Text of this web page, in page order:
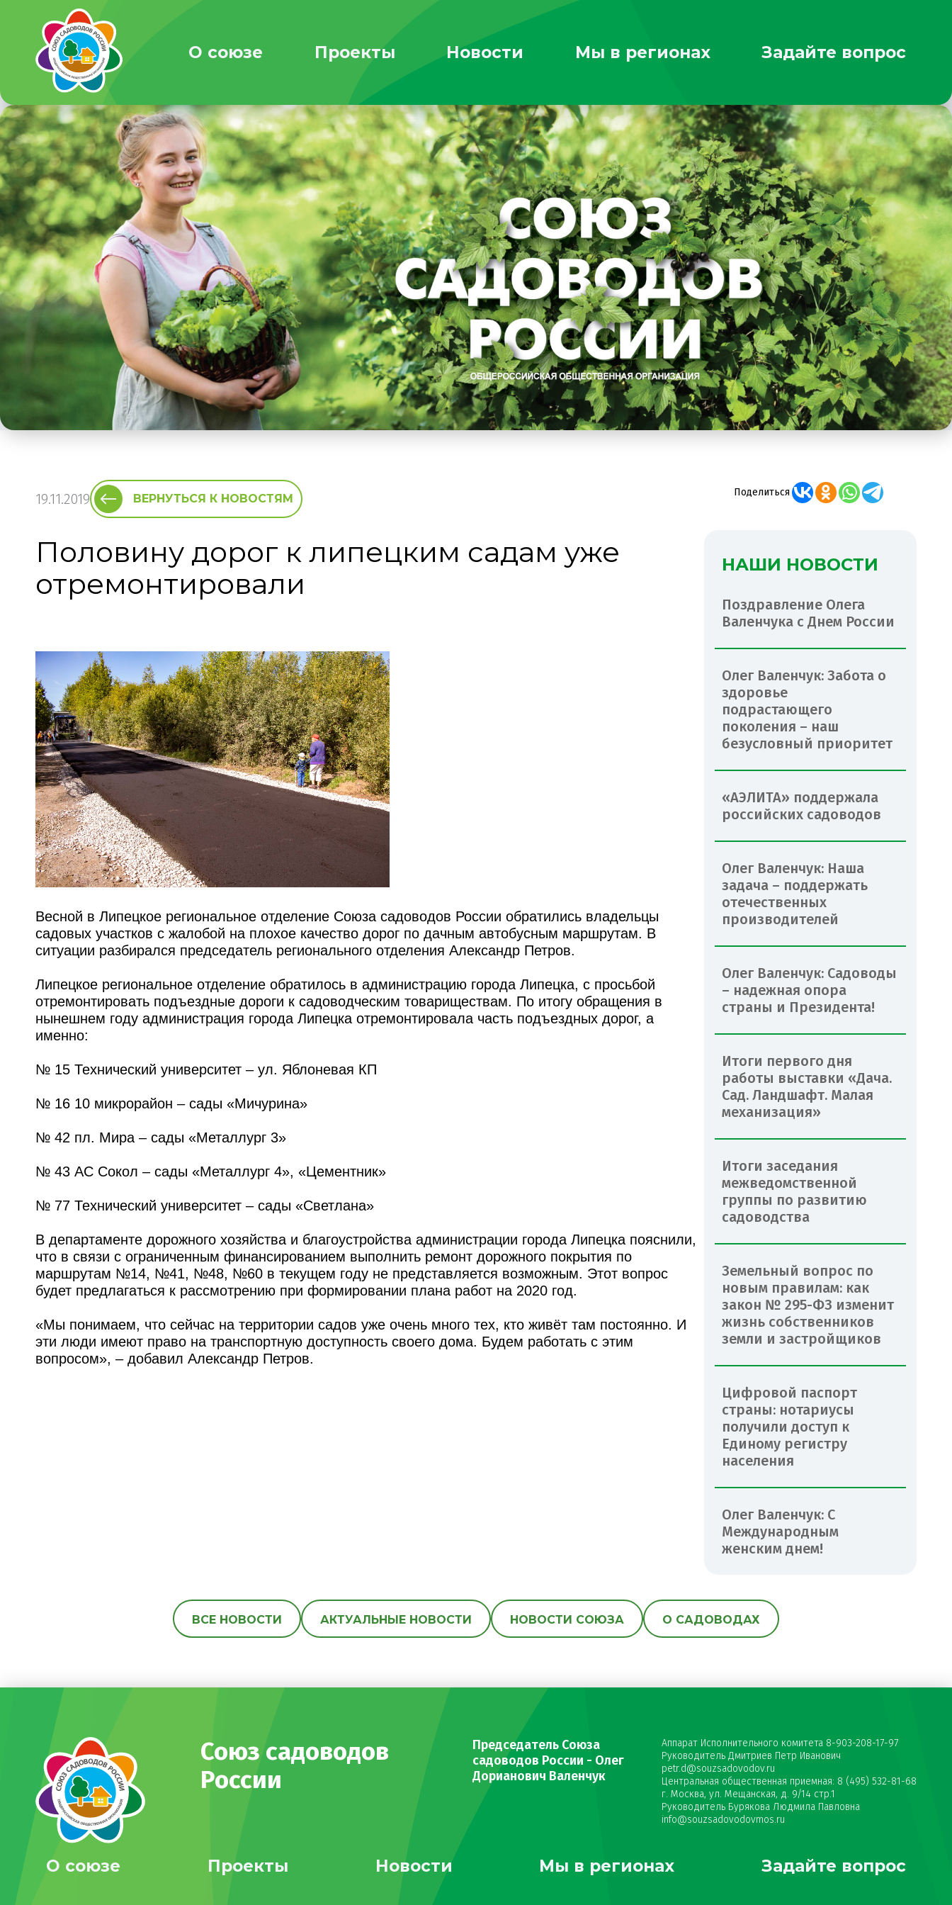
О союзе Проекты Новости Мы в регионах Задайте вопрос
19.11.2019 ВЕРНУТЬСЯ К НОВОСТЯМ
Половину дорог к липецким садам уже
отремонтировали
Весной в Липецкое региональное отделение Союза садоводов России обратились владельцы
садовых участков с жалобой на плохое качество дорог по дачным автобусным маршрутам. В
ситуации разбирался председатель регионального отделения Александр Петров.
Липецкое региональное отделение обратилось в администрацию города Липецка, с просьбой
отремонтировать подъездные дороги к садоводческим товариществам. По итогу обращения в
нынешнем году администрация города Липецка отремонтировала часть подъездных дорог, а
именно:
№ 15 Технический университет – ул. Яблоневая КП
№ 16 10 микрорайон – сады «Мичурина»
№ 42 пл. Мира – сады «Металлург 3»
№ 43 АС Сокол – сады «Металлург 4», «Цементник»
№ 77 Технический университет – сады «Светлана»
В департаменте дорожного хозяйства и благоустройства администрации города Липецка пояснили,
что в связи с ограниченным финансированием выполнить ремонт дорожного покрытия по
маршрутам №14, №41, №48, №60 в текущем году не представляется возможным. Этот вопрос
будет предлагаться к рассмотрению при формировании плана работ на 2020 год.
«Мы понимаем, что сейчас на территории садов уже очень много тех, кто живёт там постоянно. И
эти люди имеют право на транспортную доступность своего дома. Будем работать с этим
вопросом», – добавил Александр Петров.
Поделиться
НАШИ НОВОСТИ
Поздравление Олега
Валенчука с Днем России
Олег Валенчук: Забота о
здоровье
подрастающего
поколения – наш
безусловный приоритет
«АЭЛИТА» поддержала
российских садоводов
Олег Валенчук: Наша
задача – поддержать
отечественных
производителей
Олег Валенчук: Садоводы
– надежная опора
страны и Президента!
Итоги первого дня
работы выставки «Дача.
Сад. Ландшафт. Малая
механизация»
Итоги заседания
межведомственной
группы по развитию
садоводства
Земельный вопрос по
новым правилам: как
закон № 295-ФЗ изменит
жизнь собственников
земли и застройщиков
Цифровой паспорт
страны: нотариусы
получили доступ к
Единому регистру
населения
Олег Валенчук: С
Международным
женским днем!
ВСЕ НОВОСТИ АКТУАЛЬНЫЕ НОВОСТИ НОВОСТИ СОЮЗА О САДОВОДАХ
Союз садоводов
России
Председатель Союза
садоводов России - Олег
Дорианович Валенчук
Аппарат Исполнительного комитета 8-903-208-17-97
Руководитель Дмитриев Петр Иванович
petr.d@souzsadovodov.ru
Центральная общественная приемная: 8 (495) 532-81-68
г. Москва, ул. Мещанская, д. 9/14 стр.1
Руководитель Бурякова Людмила Павловна
info@souzsadovodovmos.ru
О союзе Проекты Новости Мы в регионах Задайте вопрос